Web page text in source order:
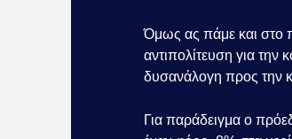
Όμως ας πάμε και στο
αντιπολίτευση για την
δυσανάλογη προς την
Για παράδειγμα ο